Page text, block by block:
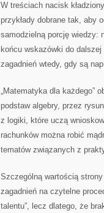
W treściach nacisk
przykłady dobrane tak, aby
samodzielną porcję wiedzy:
końcu wskazówki do
zagadnień wtedy, gdy są
„Matematyka dla każdego”
podstaw algebry, przez
z logiki, które uczą
rachunków można robić
tematów związanych z
Szczególną wartością
zagadnień na czytelne
talentu”, lecz dlatego, że